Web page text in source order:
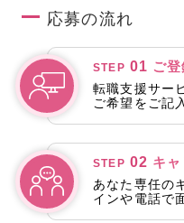
以前は、各システムの手順
していました。
しかし、現在はディープリ
れるため、
セキュリティレビューを
になりました。
応募の流れ
STEP 01 ご登
転職支援サー
ご希望をご記
STEP 02 キ
あなた専任の
インや電話で